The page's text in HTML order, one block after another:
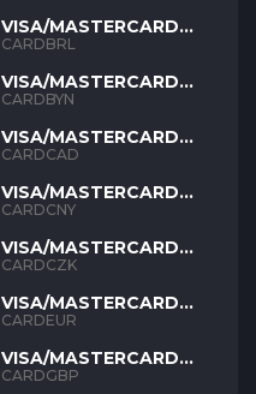
VISA/MASTERCARD
BRL
CARDBRL
VISA/MASTERCARD
BYN
CARDBYN
VISA/MASTERCARD
CAD
CARDCAD
VISA/MASTERCARD
CNY
CARDCNY
VISA/MASTERCARD
CZK
CARDCZK
VISA/MASTERCARD
EUR
CARDEUR
VISA/MASTERCARD
GBP
CARDGBP